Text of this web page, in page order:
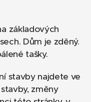
základových
Dům je zděný.
tašky.
stavby najdete ve
změny